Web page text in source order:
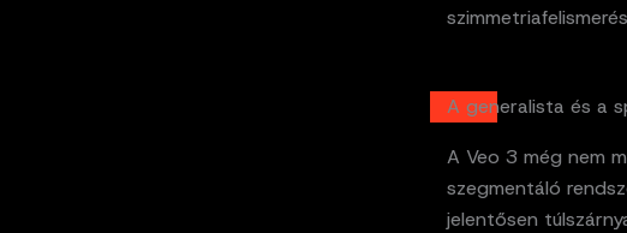
A generalista és a
A Veo 3 még nem
szegmentáló
jelentősen